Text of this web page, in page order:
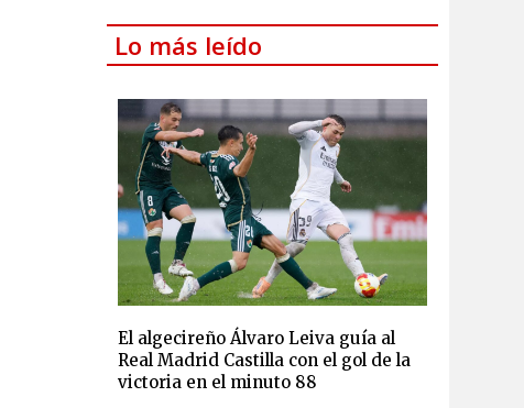
Lo más leído
El algecireño Álvaro Leiva guía al
Real Madrid Castilla con el gol de la
victoria en el minuto 88